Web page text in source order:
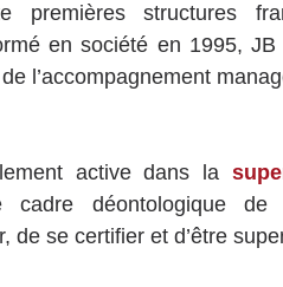
premières structures
en société en 1995,
l’accompagnement
active dans la
cadre déontologique
de se certifier et d’être